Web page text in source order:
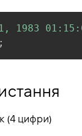
1983
;
(4 цифри)